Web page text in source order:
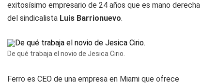
exitosísimo empresario de 24 años que es mano derecha
del sindicalista Luis Barrionuevo.
De qué trabaja el novio de Jesica Cirio.
Ferro es CEO de una empresa en Miami que ofrece